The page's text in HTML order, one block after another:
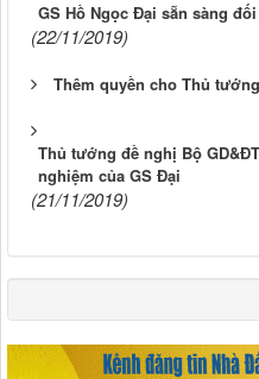
GS Hồ Ngọc Đại sẵn sàng
(22/11/2019)
Thêm quyền cho Thủ
Thủ tướng đề nghị Bộ
nghiệm của GS Đại
(21/11/2019)